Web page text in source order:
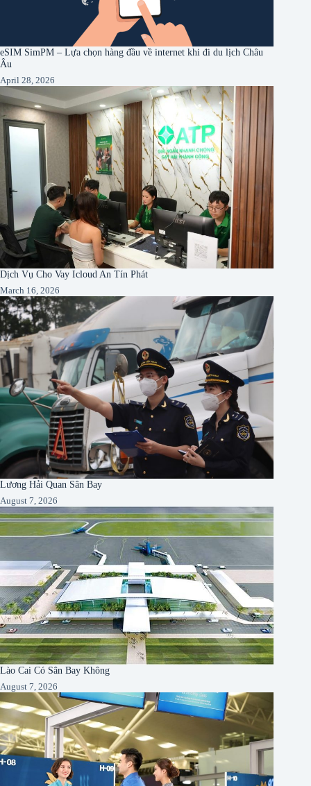
eSIM SimPM – Lựa chọn hàng đầu về internet khi đi du lịch Châu
Âu
April 28, 2026
Dịch Vụ Cho Vay Icloud An Tín Phát
March 16, 2026
Lương Hải Quan Sân Bay
August 7, 2026
Lào Cai Có Sân Bay Không
August 7, 2026